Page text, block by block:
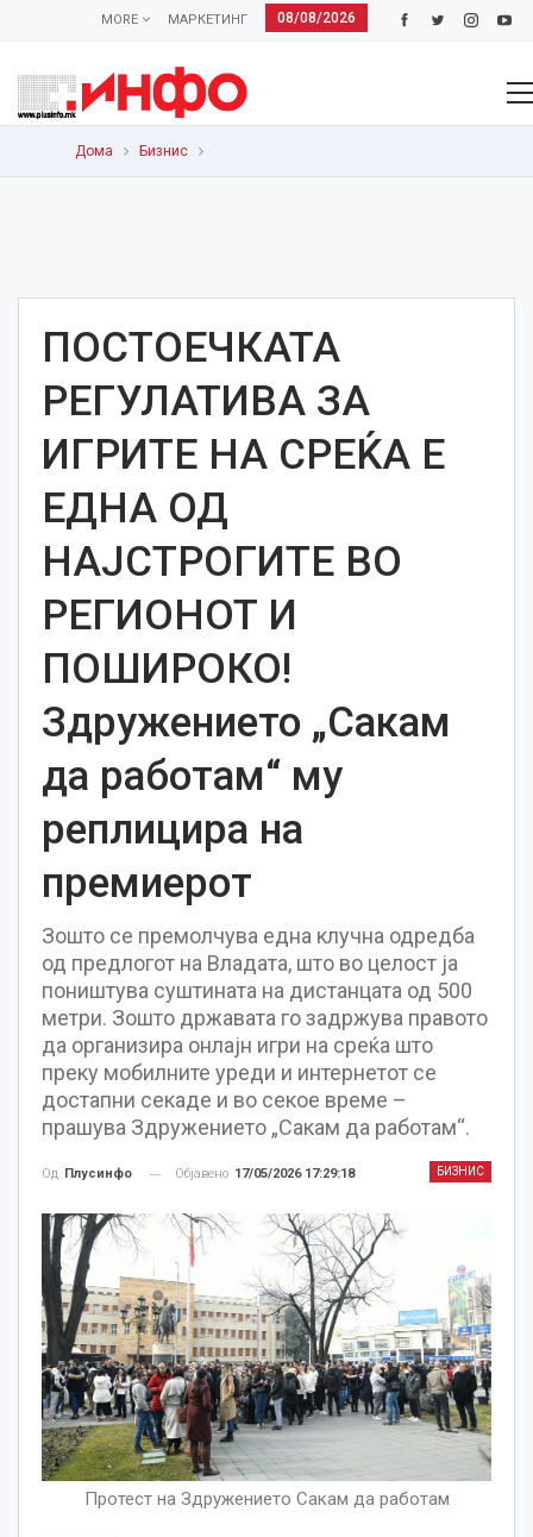
08/08/2026
МАРКЕТИНГ
MORE
Дома Бизнис
ПОСТОЕЧКАТА
РЕГУЛАТИВА ЗА
ИГРИТЕ НА СРЕЌА Е
ЕДНА ОД
НАЈСТРОГИТЕ ВО
РЕГИОНОТ И
ПОШИРОКО!
Здружението „Сакам
да работам“ му
реплицира на
премиерот
Зошто се премолчува една клучна одредба
од предлогот на Владата, што во целост ја
поништува суштината на дистанцата од 500
метри. Зошто државата го задржува правото
да организира онлајн игри на среќа што
преку мобилните уреди и интернетот се
достапни секаде и во секое време –
прашува Здружението „Сакам да работам“.
БИЗНИС
Од Плусинфо Објавено 17/05/2026 17:29:18
Протест на Здружението Сакам да работам